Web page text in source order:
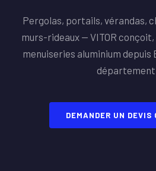
Pergolas, portails, vérandas,
murs-rideaux — VITOR
menuiseries aluminium depuis
département
DEMANDER UN DEVIS